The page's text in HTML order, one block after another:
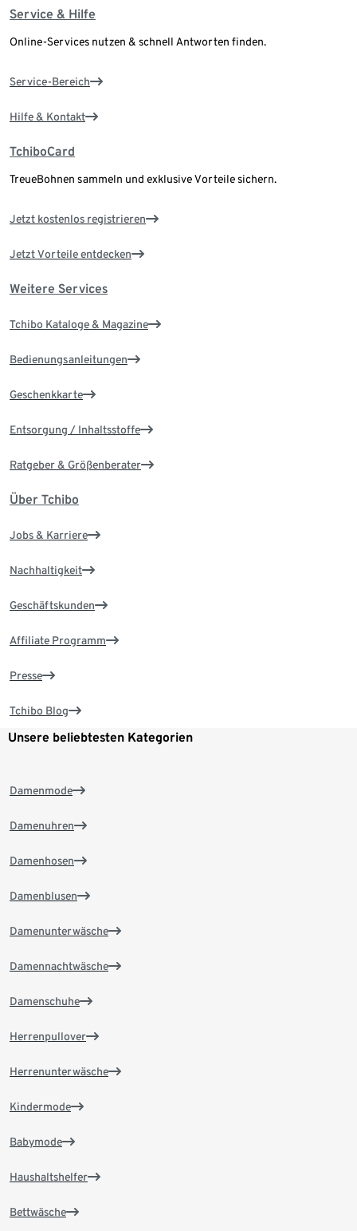
Service & Hilfe
Online-Services nutzen & schnell Antworten finden.
Service-Bereich
Hilfe & Kontakt
TchiboCard
TreueBohnen sammeln und exklusive Vorteile sichern.
Jetzt kostenlos registrieren
Jetzt Vorteile entdecken
Weitere Services
Tchibo Kataloge & Magazine
Bedienungsanleitungen
Geschenkkarte
Entsorgung / Inhaltsstoffe
Ratgeber & Größenberater
Über Tchibo
Jobs & Karriere
Nachhaltigkeit
Geschäftskunden
Affiliate Programm
Presse
Tchibo Blog
Unsere beliebtesten Kategorien
Damenmode
Damenuhren
Damenhosen
Damenblusen
Damenunterwäsche
Damennachtwäsche
Damenschuhe
Herrenpullover
Herrenunterwäsche
Kindermode
Babymode
Haushaltshelfer
Bettwäsche